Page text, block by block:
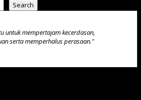
Search
untuk mempertajam kecerdasan,
serta memperhalus perasaan."